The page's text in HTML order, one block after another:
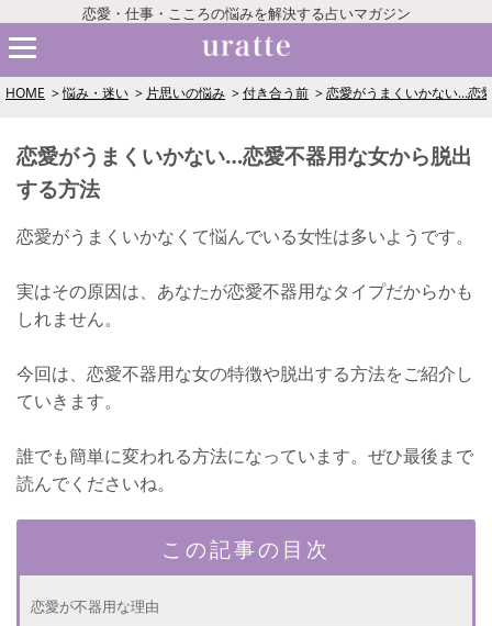
恋愛・仕事・こころの悩みを解決する占いマガジン
HOME 悩み・迷い 片思いの悩み 付き合う前 恋愛がうまくいかない…恋
恋愛がうまくいかない…恋愛不器用な女から脱出
する方法
恋愛がうまくいかなくて悩んでいる女性は多いようです。
実はその原因は、あなたが恋愛不器用なタイプだからかも
しれません。
今回は、恋愛不器用な女の特徴や脱出する方法をご紹介し
ていきます。
誰でも簡単に変われる方法になっています。ぜひ最後まで
読んでくださいね。
この記事の目次
恋愛が不器用な理由